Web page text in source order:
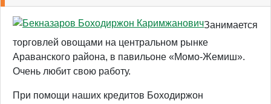
Занимается
торговлей овощами на центральном рынке
Араванского района, в павильоне «Момо-Жемиш».
Очень любит свою работу.
При помощи наших кредитов Боходиржон